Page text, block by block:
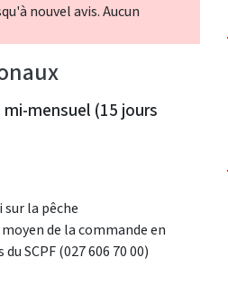
nouvel avis. Aucun
mensuel (15 jours
la pêche
de la commande en
SCPF (027 606 70 00)